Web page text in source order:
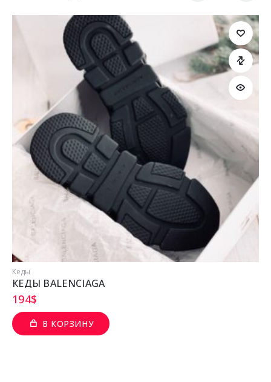
Кеды
КЕДЫ BALENCIAGA
194$
В КОРЗИНУ